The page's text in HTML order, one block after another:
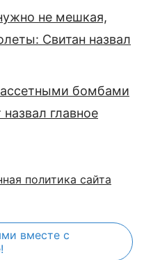
не мешкая,
Свитан назвал
бомбами
главное
политика сайта
вместе с